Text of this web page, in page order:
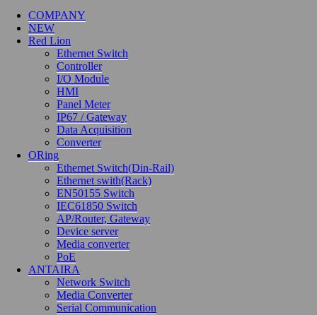
COMPANY
NEW
Red Lion
Ethernet Switch
Controller
I/O Module
HMI
Panel Meter
IP67 / Gateway
Data Acquisition
Converter
ORing
Ethernet Switch(Din-Rail)
Ethernet swith(Rack)
EN50155 Switch
IEC61850 Switch
AP/Router, Gateway
Device server
Media converter
PoE
ANTAIRA
Network Switch
Media Converter
Serial Communication
배송 안내
배송 택배사: 로젠택배
주문서 수령 후, 3 거래일 이내 발송
facebook
googleplus
Site terms
회사소개
이용약관
개인정보취급방침
이메일무단수집거부
Site information
에이엔피 주식회사 │ 대표 : 이영렬 │ 사업자등록번호: 314-81-
주소 : 대전광역시 유성구 테크노2로 199 미건테크노월드 209